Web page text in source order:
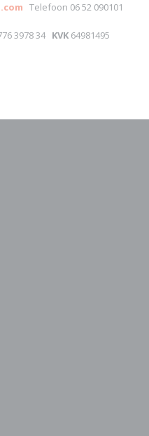
Telefoon 06 52 090101
3978 34 KVK64981495